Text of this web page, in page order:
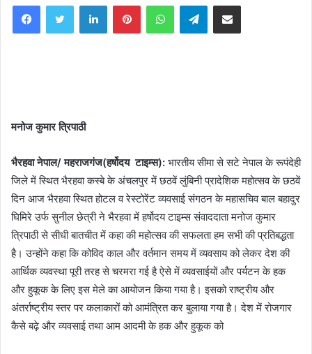
FacebookTwitter LinkedInPinterestWhatsAppTelegramShare via Email
मनोज कुमार त्रिपाठी
भैरहवा नेपाल/ महराजगंज(हर्षोदय टाइम्स): भारतीय सीमा से सटे नेपाल के रूपंदेही
जिले में स्थित भैरहवा कस्बे के अंचलपुर में छठवें लुंबिनी प्रादेशिक महोत्सव के छठवें
दिन आज भैरहवा स्थित होटल व रेस्टोरेंट व्यवसाई संगठन के महासचिव बाल बहादुर
घिमिरे उर्फ सुनील छेत्री ने भैरहवा में हर्षोदय टाइम्स संवाददाता मनोज कुमार
त्रिपाठी से सीधी बातचीत में कहा की महोत्सव की सफलता हम सभी की प्रतिबद्धता
है। उन्होंने कहा कि कोविद काल और वर्तमान समय में व्यवसाय को लेकर देश की
आर्थिक व्यवस्था पूरी तरह से चरमरा गई है ऐसे में व्यवसाईयों और पर्यटन के हक
और हुकूक के लिए इस मेले का आयोजन किया गया है। इसको राष्ट्रीय और
अंतर्राष्ट्रीय स्तर पर कलाकारों को आमंत्रित कर बुलाया गया है। देश में रोजगार
कैसे बढ़े और व्यवसाई तथा आम आदमी के हक और हुकूक को